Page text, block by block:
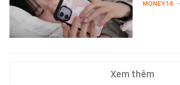
MONEY.14 -
Xem thêm